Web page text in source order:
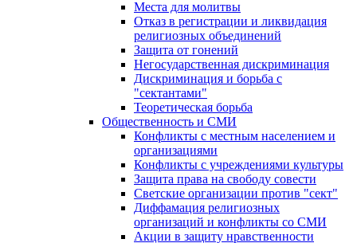
Места для молитвы
Отказ в регистрации и ликвидация
религиозных объединений
Защита от гонений
Негосударственная дискриминация
Дискриминация и борьба с
"сектантами"
Теоретическая борьба
Общественность и СМИ
Конфликты с местным населением и
организациями
Конфликты с учреждениями культуры
Защита права на свободу совести
Светские организации против "сект"
Диффамация религиозных
организаций и конфликты со СМИ
Акции в защиту нравственности